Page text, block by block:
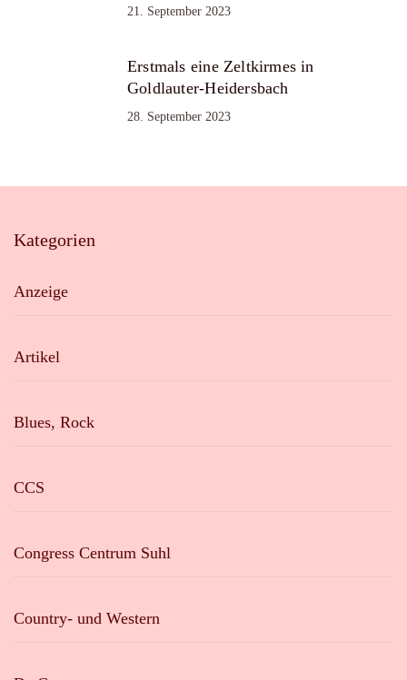
21. September 2023
Erstmals eine Zeltkirmes in
Goldlauter-Heidersbach
28. September 2023
Kategorien
Anzeige
Artikel
Blues, Rock
CCS
Congress Centrum Suhl
Country- und Western